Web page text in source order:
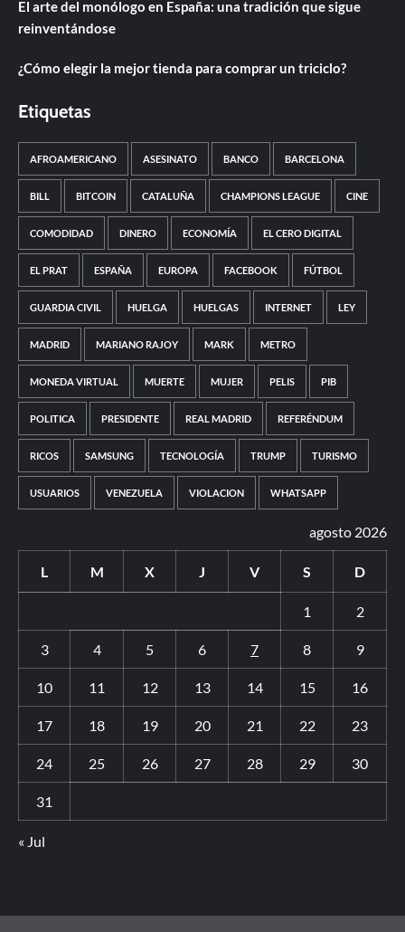
El arte del monólogo en España: una tradición que sigue
reinventándose
¿Cómo elegir la mejor tienda para comprar un triciclo?
Etiquetas
AFROAMERICANO ASESINATO BANCO BARCELONA
BILL BITCOIN CATALUÑA CHAMPIONS LEAGUE CINE
COMODIDAD DINERO ECONOMÍA EL CERO DIGITAL
EL PRAT ESPAÑA EUROPA FACEBOOK FÚTBOL
GUARDIA CIVIL HUELGA HUELGAS INTERNET LEY
MADRID MARIANO RAJOY MARK METRO
MONEDA VIRTUAL MUERTE MUJER PELIS PIB
POLITICA PRESIDENTE REAL MADRID REFERÉNDUM
RICOS SAMSUNG TECNOLOGÍA TRUMP TURISMO
USUARIOS VENEZUELA VIOLACION WHATSAPP
agosto 2026
L M X J V S D
1 2
3 4 5 6 7 8 9
10 11 12 13 14 15 16
17 18 19 20 21 22 23
24 25 26 27 28 29 30
31
« Jul